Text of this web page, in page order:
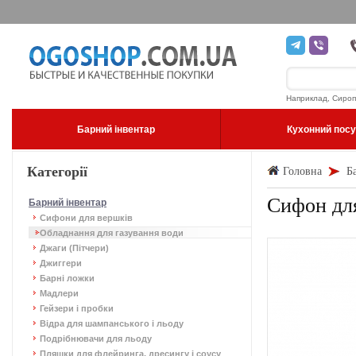
Наприклад,
Барний інвентар Кухонний
Категорії
Барний інвентар
Сифони для вершків
Обладнання для газування води
Джаги (Пітчери)
Джиггери
Барні ложки
Мадлери
Гейзери і пробки
Відра для шампанського і льоду
Подрібнювачи для льоду
Пляшки для флейринга, дресингу і соусу
Головна
Сифон